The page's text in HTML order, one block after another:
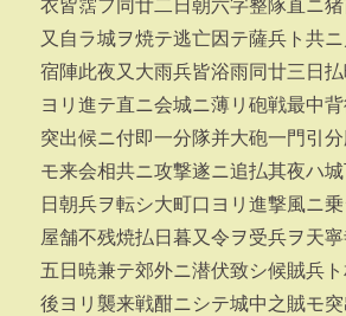
衣皆霑フ同廿二日朝六字整隊直ニ
又自ラ城ヲ焼テ逃亡因テ薩兵ト共
宿陣此夜又大雨兵皆浴雨同廿三日
ヨリ進テ直ニ会城ニ薄リ砲戦最中
突出候ニ付即一分隊并大砲一門引
モ来会相共ニ攻撃遂ニ追払其夜ハ
日朝兵ヲ転シ大町口ヨリ進撃風ニ
屋舗不残焼払日暮又令ヲ受兵ヲ天
五日暁兼テ郊外ニ潜伏致シ候賊兵
後ヨリ襲来戦酣ニシテ城中之賊モ